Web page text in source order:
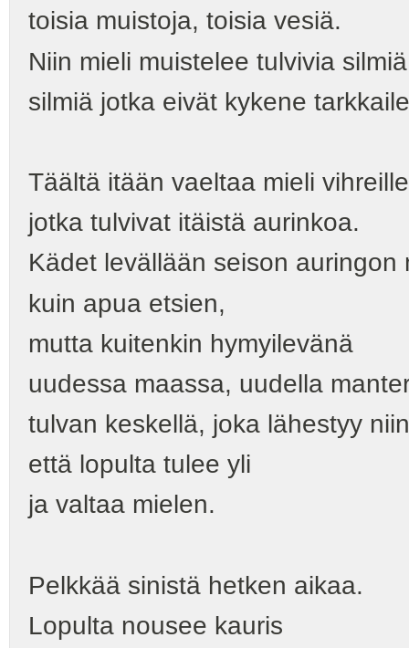
toisia muistoja, toisia vesiä.
Niin mieli muistelee tulvivia
silmiä jotka eivät kykene
Täältä itään vaeltaa mieli
jotka tulvivat itäistä aurinkoa.
Kädet levällään seison auringon
kuin apua etsien,
mutta kuitenkin hymyilevänä
uudessa maassa, uudella
tulvan keskellä, joka lähestyy
että lopulta tulee yli
ja valtaa mielen.
Pelkkää sinistä hetken aikaa.
Lopulta nousee kauris